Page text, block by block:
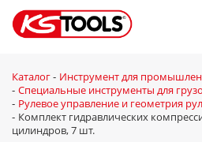
Каталог - Инструмент для
- Специальные инструменты для
- Рулевое управление и геометрия
- Комплект гидравлических
цилиндров, 7 шт.